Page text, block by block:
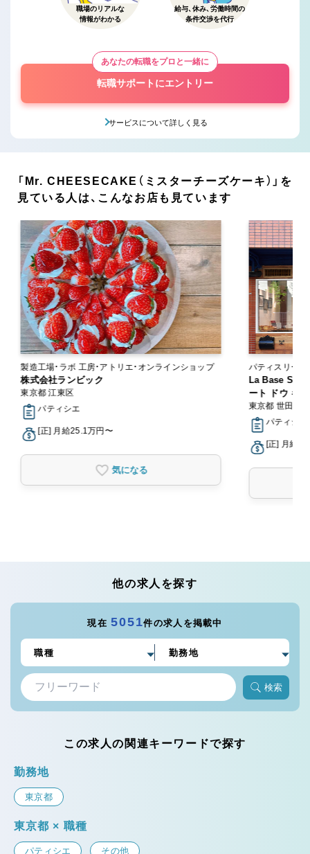
職場のリアルな
情報がわかる
給与、休み、労働時間の
条件交渉を代行
あなたの転職をプロと一緒に
転職サポートにエントリー
サービスについて詳しく見る
「Mr. CHEESECAKE（ミスターチーズケーキ）」を
見ている人は、こんなお店も見ています
製造工場・ラボ 工房・アトリエ・オンラインショップ
株式会社ランビック
東京都 江東区
パティシエ
[正] 月給25.1万円〜
気になる
パティスリー・スイー
ー
La Base
ート ドウ ギ
東京都 世田谷区
パティシエ
[正] 月給
他の求人を探す
現在5051件の求人を掲載中
検索
この求人の関連キーワードで探す
勤務地
東京都
東京都 × 職種
パティシエ その他